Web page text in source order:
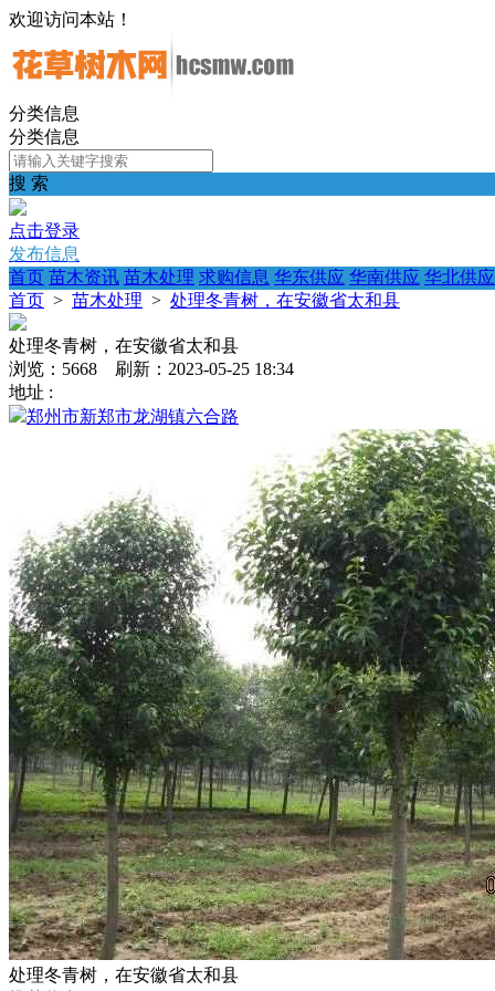
欢迎访问本站！
分类信息
分类信息
搜 索
点击登录
发布信息
首页 苗木资讯 苗木处理 求购信息 华东供应 华南供应 华北供应
首页 > 苗木处理 > 处理冬青树，在安徽省太和县
处理冬青树，在安徽省太和县
浏览：5668 刷新：2023-05-25 18:34
地址 :
郑州市新郑市龙湖镇六合路
处理冬青树，在安徽省太和县